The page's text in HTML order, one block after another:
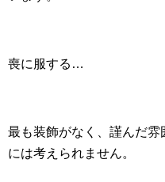
喪に服する…
最も装飾がなく、謹んだ
には考えられません。